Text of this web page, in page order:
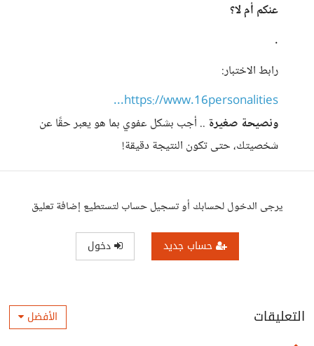
عنكم أم لا؟
.
رابط الاختبار:
https://www.16personalities...
ونصيحة صغيرة .. أجب بشكل عفوي بما هو يعبر حقًا عن
شخصيتك، حتى تكون النتيجة دقيقة!
يرجى الدخول لحسابك أو تسجيل حساب لتستطيع إضافة تعليق
حساب جديد دخول
التعليقات الأفضل